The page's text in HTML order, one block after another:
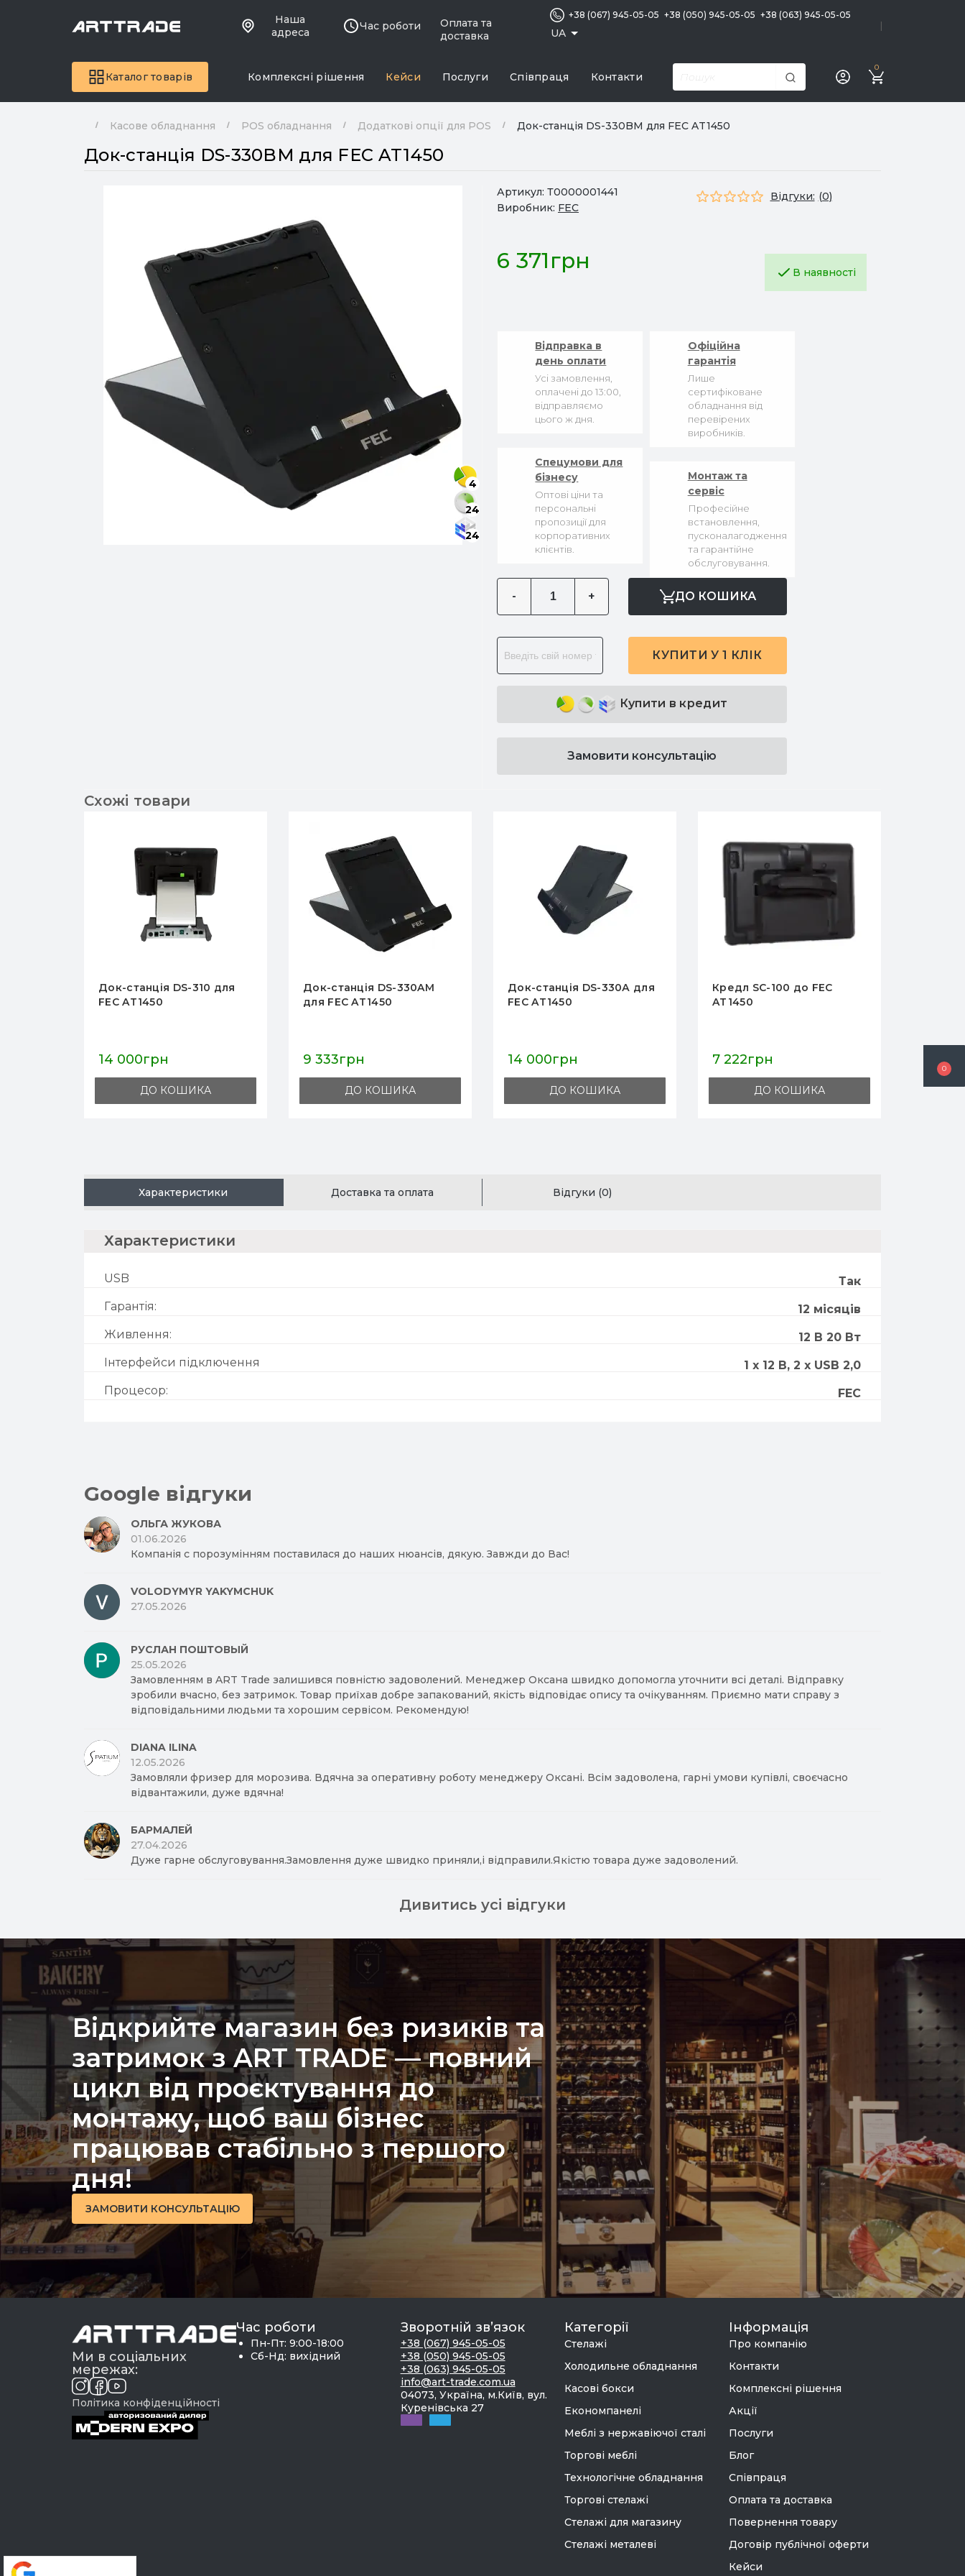
0
Наша
адреса
Час роботи
Оплата та
доставка
UA
+38 (067) 945-05-05 +38 (050) 945-05-05 +38 (063) 945-05-05
Каталог товарів Комплексні рішення Кейси Послуги Співпраця Контакти
0
Касове обладнання POS обладнання Додаткові опції для POS Док-станція DS-330BM для FEC AT1450
Док-станція DS-330BM для FEC AT1450
4
24
24
Артикул: Т0000001441
Виробник: FEC
Відгуки: (0)
6 371грн В наявності
Відправка в
день оплати
Усі замовлення,
оплачені до 13:00,
відправляємо
цього ж дня.
Офіційна
гарантія
Лише
сертифіковане
обладнання від
перевірених
виробників.
Спецумови для
бізнесу
Оптові ціни та
персональні
пропозиції для
корпоративних
клієнтів.
Монтаж та
сервіс
Професійне
встановлення,
пусконалагодження
та гарантійне
обслуговування.
- + ДО КОШИКА
КУПИТИ У 1 КЛІК
Купити в кредит
Замовити консультацію
Схожі товари
Док-станція DS-330AM
для FEC AT1450
9 333грн
ДО КОШИКА
Док-станція DS-330А для
FEC AT1450
14 000грн
ДО КОШИКА
Кредл SC-100 до FEC
AT1450
7 222грн
ДО КОШИКА
Захисний чохол SC-001
для FEC AT1450
1 704грн
ДО КОШИКА
Характеристики Доставка та оплата Відгуки (0)
характеристики
USB
Так
Гарантія:
12 місяців
Живлення:
12 В 20 Вт
Інтерфейси підключення
1 x 12 В, 2 x USB 2,0
Процесор:
FEC
Google відгуки
ОЛЬГА ЖУКОВА
01.06.2026
Компанія с порозумінням поставилася до наших нюансів, дякую. Завжди до Вас!
VOLODYMYR YAKYMCHUK
27.05.2026
РУСЛАН ПОШТОВЫЙ
25.05.2026
Замовленням в ART Trade залишився повністю задоволений. Менеджер Оксана швидко допомогла уточнити всі деталі. Відправку
зробили вчасно, без затримок. Товар приїхав добре запакований, якість відповідає опису та очікуванням. Приємно мати справу з
відповідальними людьми та хорошим сервісом. Рекомендую!
DIANA ILINA
12.05.2026
Замовляли фризер для морозива. Вдячна за оперативну роботу менеджеру Оксані. Всім задоволена, гарні умови купівлі, своєчасно
відвантажили, дуже вдячна!
БАРМАЛЕЙ
27.04.2026
Дуже гарне обслуговування.Замовлення дуже швидко приняли,і відправили.Якістю товара дуже задоволений.
Дивитись усі відгуки
Відкрийте магазин без ризиків та
затримок з ART TRADE — повний
цикл від проєктування до
монтажу, щоб ваш бізнес
працював стабільно з першого
дня!
ЗАМОВИТИ КОНСУЛЬТАЦІЮ
Ми в соціальних
мережах:
Політика конфіденційності
Час роботи
Пн-Пт: 9:00-18:00
Сб-Нд: вихідний
Зворотній зв’язок
+38 (067) 945-05-05
+38 (050) 945-05-05
+38 (063) 945-05-05
info@art-trade.com.ua
04073, Україна, м.Київ, вул.
Куренівська 27
Категорії
Стелажі
Холодильне обладнання
Касові бокси
Економпанелі
Меблі з нержавіючої сталі
Торгові меблі
Технологічне обладнання
Торгові стелажі
Стелажі для магазину
Стелажі металеві
Інформація
Про компанію
Контакти
Комплексні рішення
Акції
Послуги
Блог
Співпраця
Оплата та доставка
Повернення товару
Договір публічної оферти
Кейси